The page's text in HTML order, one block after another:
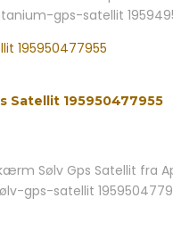
gps-satellit
Satellit 195950477955
Sølv Gps Satellit fra
gps-satellit